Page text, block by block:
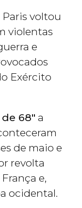
voltou
violentas
e
Exército
68" a
de maio e
revolta
e,
ocidental.